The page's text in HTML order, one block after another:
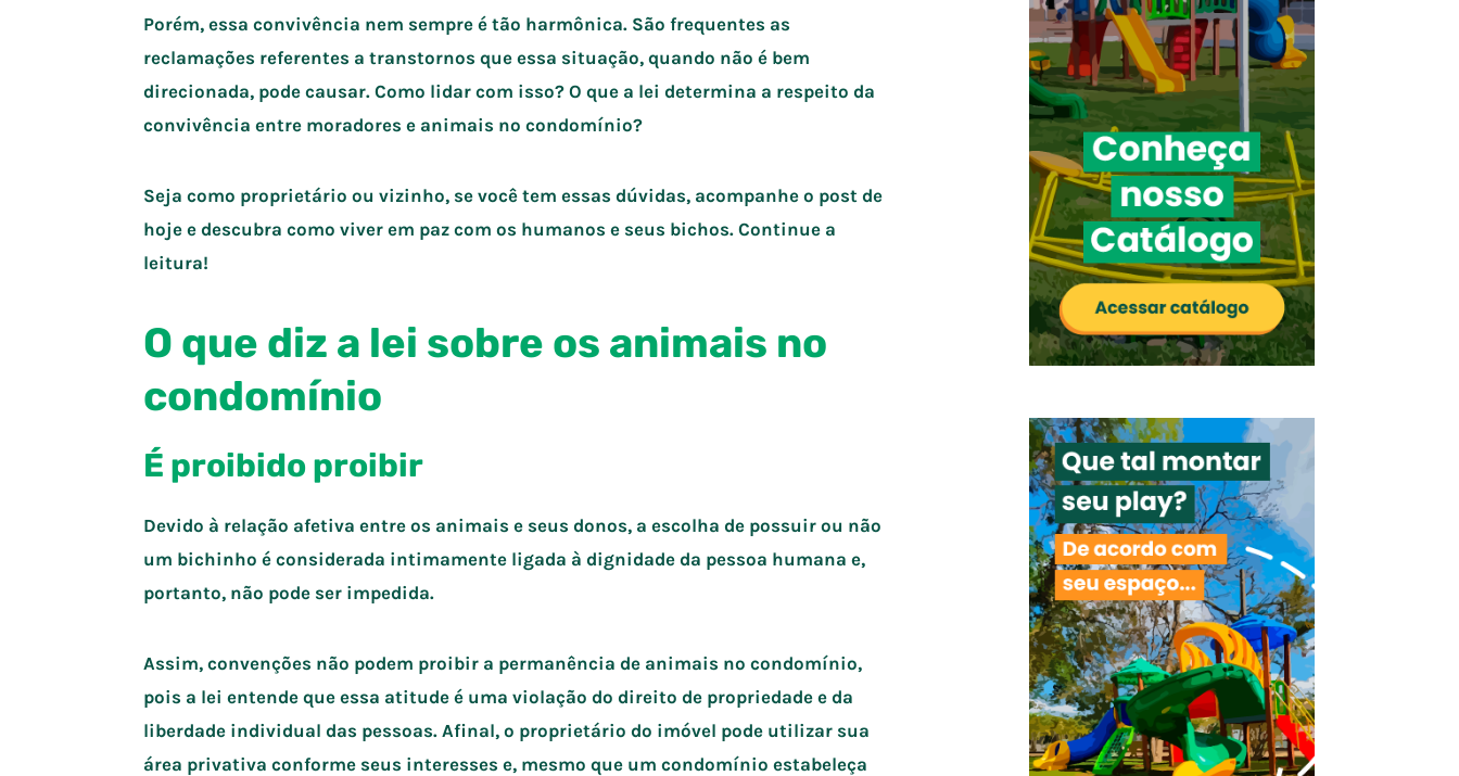
Porém, essa convivência nem sempre é tão harmônica. São frequentes as
reclamações referentes a transtornos que essa situação, quando não é bem
direcionada, pode causar. Como lidar com isso? O que a lei determina a respeito da
convivência entre moradores e animais no condomínio?
Seja como proprietário ou vizinho, se você tem essas dúvidas, acompanhe o post de
hoje e descubra como viver em paz com os humanos e seus bichos. Continue a
leitura!
O que diz a lei sobre os animais no
condomínio
É proibido proibir
Devido à relação afetiva entre os animais e seus donos, a escolha de possuir ou não
um bichinho é considerada intimamente ligada à dignidade da pessoa humana e,
portanto, não pode ser impedida.
Assim, convenções não podem proibir a permanência de animais no condomínio,
pois a lei entende que essa atitude é uma violação do direito de propriedade e da
liberdade individual das pessoas. Afinal, o proprietário do imóvel pode utilizar sua
área privativa conforme seus interesses e, mesmo que um condomínio estabeleça